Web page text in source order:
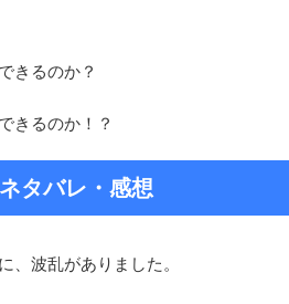
きるのか？
きるのか！？
タバレ・感想
波乱がありました。